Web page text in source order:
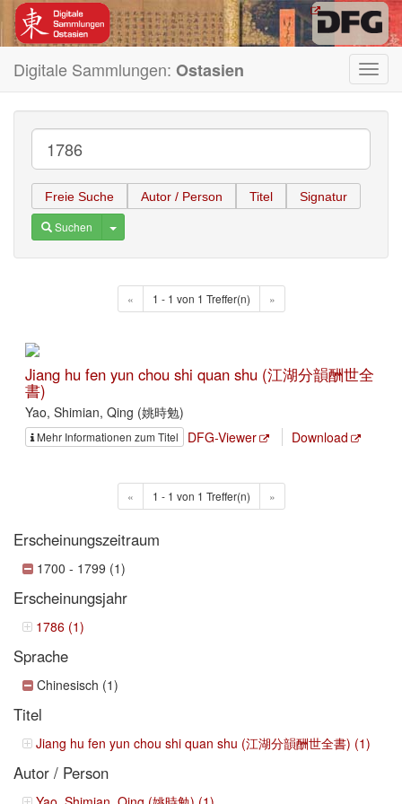
Digitale Sammlungen: Ostasien
Freie Suche Autor / Person Titel Signatur
Suchen Toggle Dropdown
« 1 - 1 von 1 Treffer(n) »
Jiang hu fen yun chou shi quan shu (江湖分韻酬世全
書)
Yao, Shimian, Qing (姚時勉)
Mehr Informationen zum Titel DFG-Viewer Download
« 1 - 1 von 1 Treffer(n) »
Erscheinungszeitraum
1700 - 1799 (1)
Erscheinungsjahr
1786 (1)
Sprache
Chinesisch (1)
Titel
Jiang hu fen yun chou shi quan shu (江湖分韻酬世全書) (1)
Autor / Person